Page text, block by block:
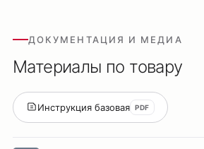
ДОКУМЕНТАЦИЯ И МЕДИА
Материалы по товару
Инструкция базовая PDF